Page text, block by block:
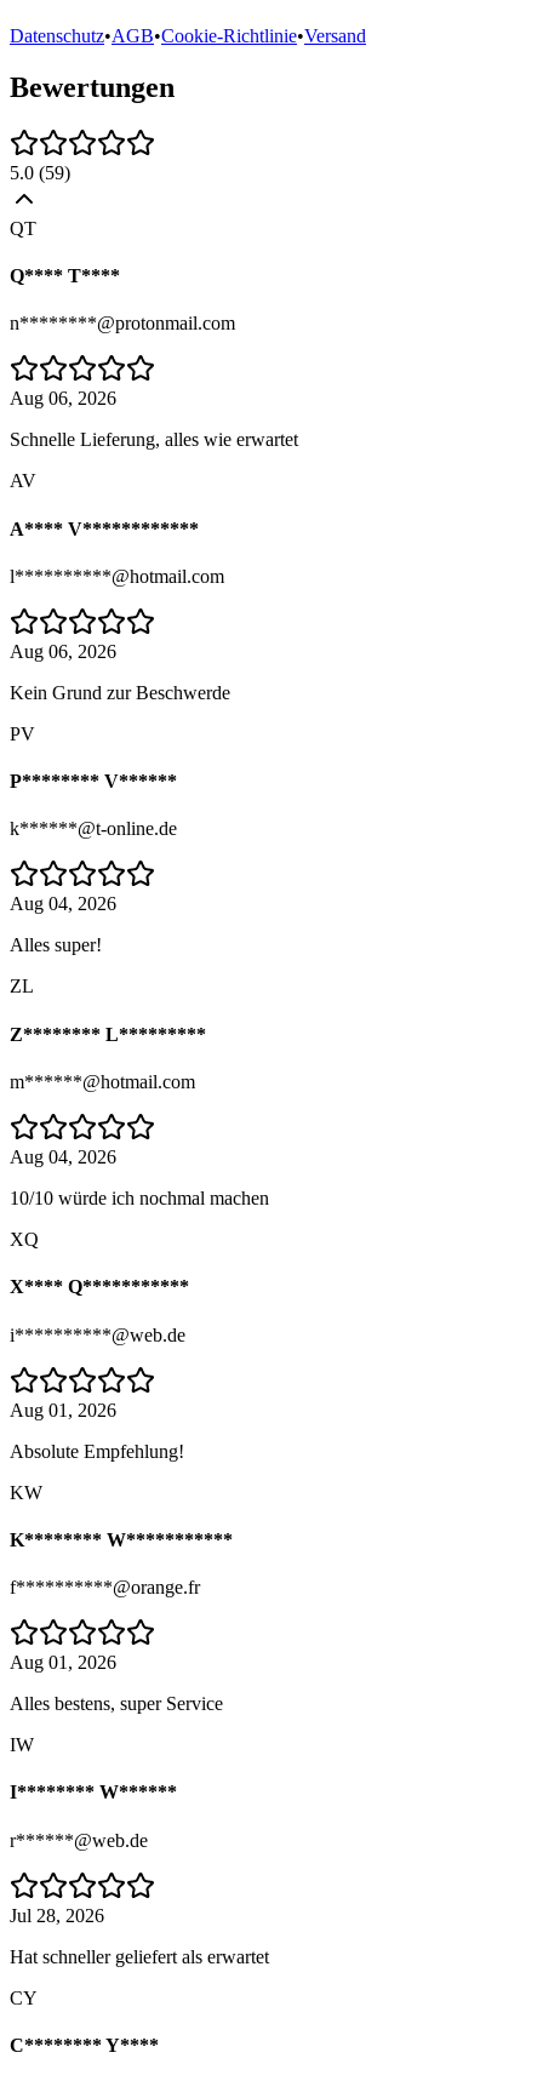
Datenschutz•AGB•Cookie-Richtlinie•Versand
Bewertungen
5.0 (59)
QT
Q**** T****
n********@protonmail.com
Aug 06, 2026
Schnelle Lieferung, alles wie erwartet
AV
A**** V************
l**********@hotmail.com
Aug 06, 2026
Kein Grund zur Beschwerde
PV
P******** V******
k******@t-online.de
Aug 04, 2026
Alles super!
ZL
Z******** L*********
m******@hotmail.com
Aug 04, 2026
10/10 würde ich nochmal machen
XQ
X**** Q***********
i**********@web.de
Aug 01, 2026
Absolute Empfehlung!
KW
K******** W***********
f**********@orange.fr
Aug 01, 2026
Alles bestens, super Service
IW
I******** W******
r******@web.de
Jul 28, 2026
Hat schneller geliefert als erwartet
CY
C******** Y****